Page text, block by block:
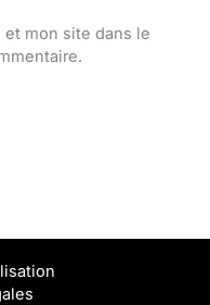
mon site dans le